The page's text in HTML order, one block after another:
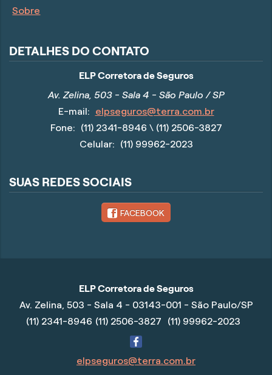
Sobre
DETALHES DO CONTATO
ELP Corretora de Seguros
Av. Zelina, 503 - Sala 4 - São Paulo / SP
E-mail:
elpseguros@terra.com.br
Fone:
(11) 2341-8946 \ (11) 2506-3827
Celular:
(11) 99962-2023
SUAS REDES SOCIAIS
FACEBOOK
ELP Corretora de Seguros
Av. Zelina, 503 - Sala 4 - 03143-001 - São Paulo/SP
(11) 2341-8946 (11) 2506-3827 (11) 99962-2023
elpseguros@terra.com.br